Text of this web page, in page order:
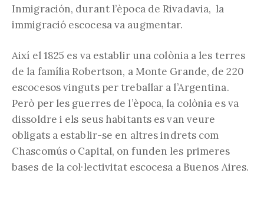
Inmigración, durant l’època de Rivadavia, la
immigració escocesa va augmentar.
Així el 1825 es va establir una colònia a les terres
de la família Robertson, a Monte Grande, de 220
escocesos vinguts per treballar a l’Argentina.
Però per les guerres de l’època, la colònia es va
dissoldre i els seus habitants es van veure
obligats a establir-se en altres indrets com
Chascomús o Capital, on funden les primeres
bases de la col·lectivitat escocesa a Buenos Aires.